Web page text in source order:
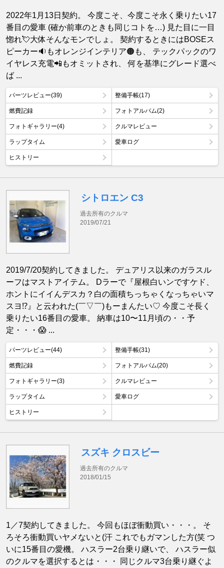
2022年1月13日契約。 今度こそ、今度こそ永く乗りたい17
番目の愛車 (確か前車のときも同じコトを…) 見た目に一目
惚れ💘大体そんなモンでしょ。 契約するときにはBOSEス
ピーカー🔉もオレンジインテリア🟠も、 テックパックのワ
イヤレス充電📲もオミットされ、 何を基準にグレード選べ
ば ...
パーツレビュー(39) 整備手帳(17)
燃費記録 フォトアルバム(2)
フォトギャラリー(4) クルマレビュー
ラップタイム 愛車ログ
ヒストリー
シトロエン C3
過去所有のクルマ
2019/07/21
2019/7/20契約してきました。 デュアリス以来のガラスル
ーフはマストアイテム。 Dラーで『屋根白いンですケド、
ホントにイイんデスカ？白の面積ちっちゃくなっちゃいマ
スヨ⁉︎』と云われた(￣▽￣)もーまんたい♡ 今度こそ長く
乗りたい16番目の愛車。 納車は10〜11月頃の・・予
定・・・😱 ...
パーツレビュー(44) 整備手帳(31)
燃費記録 フォトアルバム(20)
フォトギャラリー(3) クルマレビュー
ラップタイム 愛車ログ
ヒストリー
スズキ クロスビー
過去所有のクルマ
2018/01/15
1／7契約してきました。 今回もほぼ衝動買い・・・。 そ
ろそろ衝動買いヤメないと(汗 これでもガマンした方(笑 つ
いに15番目の愛機。 ハスラー2台乗り継いで、 ハスラー似
のクルマを選択するとは・・・ 同じクルマ3台乗り継ぐよ